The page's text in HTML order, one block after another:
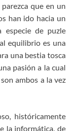
que en un
han ido hacia un
especie de puzle
equilibrio es una
una bestia tosca
pasión a la cual
ambos a la vez
históricamente
la informática, de